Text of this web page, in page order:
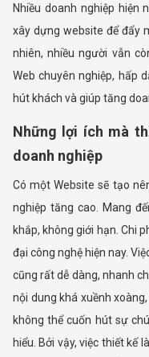
Nhiều doanh nghiệp hiện
xây dựng website để đẩy
nhiên, nhiều người vẫn
Web chuyên nghiệp, hấp
hút khách và giúp tăng
Những lợi ích mà
doanh nghiệp
Có một Website sẽ tạo
nghiệp tăng cao. Mang
khắp, không giới hạn. Chi
đại công nghệ hiện nay.
cũng rất dễ dàng, nhanh
nội dung khá xuềnh
không thể cuốn hút sự
hiểu. Bởi vậy, việc thiết kế